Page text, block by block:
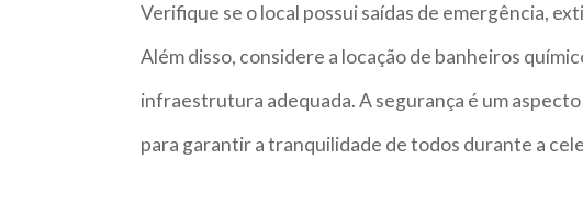
Verifique se o local possui saídas de emergência,
Além disso, considere a locação de banheiros
infraestrutura adequada. A segurança é um
para garantir a tranquilidade de todos durante a